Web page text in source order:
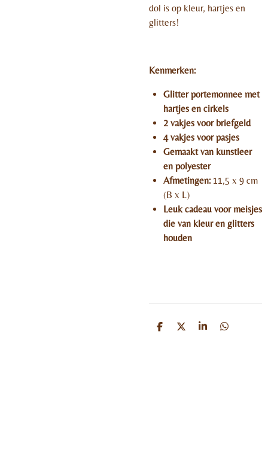
dol is op kleur, hartjes en
glitters!
Kenmerken:
Glitter portemonnee met
hartjes en cirkels
2 vakjes voor briefgeld
4 vakjes voor pasjes
Gemaakt van kunstleer
en polyester
Afmetingen:11,5 x 9 cm
(B x L)
Leuk cadeau voor meisjes
die van kleur en glitters
houden
D
D
S
D